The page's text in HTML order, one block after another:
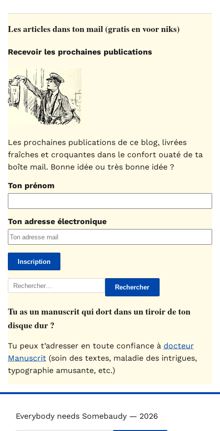
Les articles dans ton mail (gratis en voor niks)
Recevoir les prochaines publications
Les prochaines publications de ce blog, livrées
fraîches et croquantes dans le confort ouaté de ta
boîte mail. Bonne idée ou très bonne idée ?
Ton prénom
Ton adresse électronique
Rechercher :
Tu as un manuscrit qui dort dans un tiroir de ton
disque dur ?
Tu peux t’adresser en toute confiance à docteur
Manuscrit (soin des textes, maladie des intrigues,
typographie amusante, etc.)
Everybody needs Somebaudy — 2026